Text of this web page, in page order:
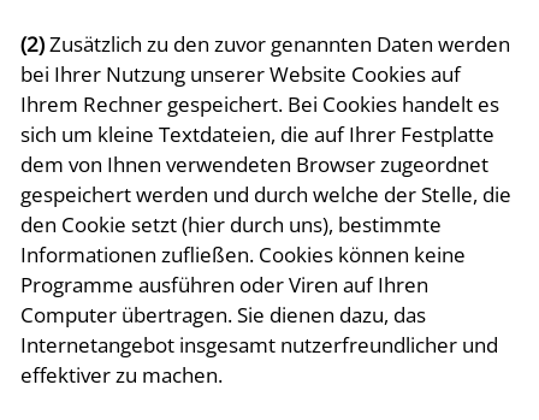
(2)Zusätzlich zu den zuvor genannten Daten werden
bei Ihrer Nutzung unserer Website Cookies auf
Ihrem Rechner gespeichert. Bei Cookies handelt es
sich um kleine Textdateien, die auf Ihrer Festplatte
dem von Ihnen verwendeten Browser zugeordnet
gespeichert werden und durch welche der Stelle, die
den Cookie setzt (hier durch uns), bestimmte
Informationen zufließen. Cookies können keine
Programme ausführen oder Viren auf Ihren
Computer übertragen. Sie dienen dazu, das
Internetangebot insgesamt nutzerfreundlicher und
effektiver zu machen.